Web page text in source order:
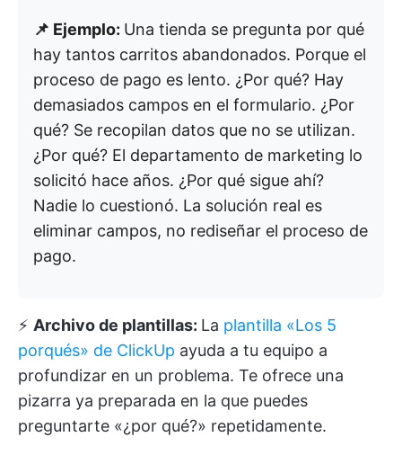
📌 Ejemplo: Una tienda se pregunta por qué
hay tantos carritos abandonados. Porque el
proceso de pago es lento. ¿Por qué? Hay
demasiados campos en el formulario. ¿Por
qué? Se recopilan datos que no se utilizan.
¿Por qué? El departamento de marketing lo
solicitó hace años. ¿Por qué sigue ahí?
Nadie lo cuestionó. La solución real es
eliminar campos, no rediseñar el proceso de
pago.
⚡️ Archivo de plantillas: La plantilla «Los 5
porqués» de ClickUp ayuda a tu equipo a
profundizar en un problema. Te ofrece una
pizarra ya preparada en la que puedes
preguntarte «¿por qué?» repetidamente.